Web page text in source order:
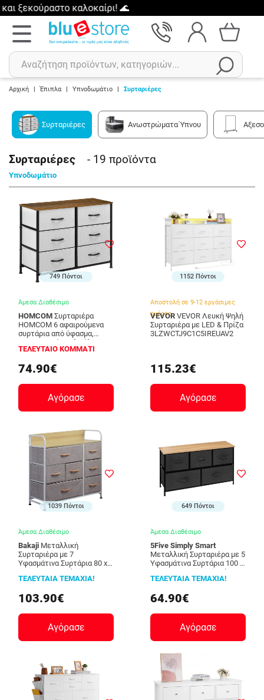
καλοκαίρι! 🌊
Πρόσφατες αναζητήσεις :
Δεν έχετε πρόσφατες αναζητήσεις..
Αρχική | Έπιπλα | Υπνοδωμάτιο | Συρταριέρες
Συρταριέρες Ανωστρώματα Ύπνου
Συρταριέρες - 19 προϊόντα
Υπνοδωμάτιο
749 Πόντοι
Άμεσα Διαθέσιμο
HOMCOM
HOMCOM 6 αφαιρούμενα
συρτάρια από ύφασμα,
βιομηχανικό στυλ ξύλου και
χάλυβα, 80x30x62,5 cm 850-
ΤΕΛΕΥΤΑΙΟ ΚΟΜΜΑΤΙ
74.90€
Αγόρασε
1152 Πόντοι
Αποστολή σε 9-12 εργάσιμες
ημέρες
VEVOR
Συρταριέρα με LED & Πρίζα
3LZWCTJ9C1C5IREUAV2
115.23€
Αγόρασε
1039 Πόντοι
Άμεσα Διαθέσιμο
Bakaji
Συρταριέρα με 7
Υφασμάτινα Συρτάρια 80 x
29 x 78.5 cm Bakaji
02815345
ΤΕΛΕΥΤΑΙΑ ΤΕΜΑΧΙΑ!
103.90€
Αγόρασε
649 Πόντοι
Άμεσα Διαθέσιμο
5Five Simply Smart
Μεταλλική Συρταριέρα με 5
Υφασμάτινα Συρτάρια 100 x
30 x 55 cm 5Five Simply
Smart 193559
ΤΕΛΕΥΤΑΙΑ ΤΕΜΑΧΙΑ!
64.90€
Αγόρασε